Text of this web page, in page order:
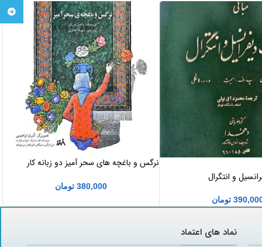
و انتگرال
تومان
نرگس و باغچه های سحر آمیز دو زبانه کار
380,000 تومان
نماد های اعتماد
تلگرام